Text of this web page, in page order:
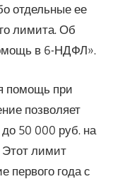
отдельные ее
лимита. Об
в 6-НДФЛ».
помощь при
позволяет
50 000 руб. на
Этот лимит
первого года с